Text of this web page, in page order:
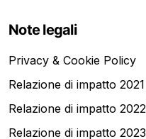
Note legali
Privacy & Cookie Policy
Relazione di impatto 2021
Relazione di impatto 2022
Relazione di impatto 2023